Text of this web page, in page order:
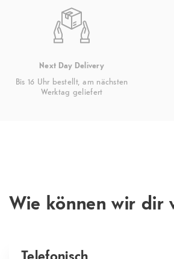
Next Day Delivery
Bis 16 Uhr bestellt, am nächsten
Werktag geliefert
Wie können wir dir